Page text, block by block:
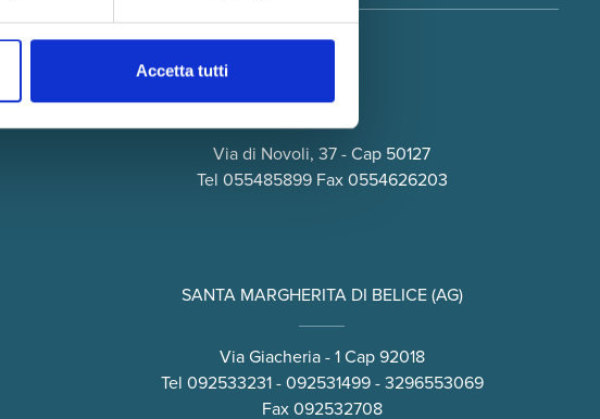
Accetta tutti
Via di Novoli, 37 - Cap 50127
Tel 055485899Fax 0554626203
SANTA MARGHERITA DI BELICE (AG)
Via Giacheria - 1 Cap 92018
Tel 092533231- 092531499- 3296553069
Fax 092532708